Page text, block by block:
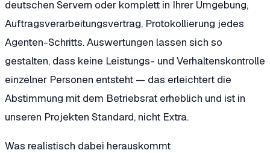
deutschen Servern oder komplett in Ihrer Umgebung,
Auftragsverarbeitungsvertrag, Protokollierung jedes
Agenten-Schritts. Auswertungen lassen sich so
gestalten, dass keine Leistungs- und Verhaltenskontrolle
einzelner Personen entsteht — das erleichtert die
Abstimmung mit dem Betriebsrat erheblich und ist in
unseren Projekten Standard, nicht Extra.
Was realistisch dabei herauskommt